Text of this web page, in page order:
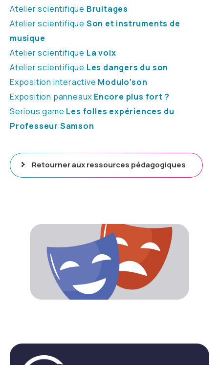
Atelier scientifique Bruitages
Atelier scientifique Son et instruments de
musique
Atelier scientifique La voix
Atelier scientifique Les dangers du son
Exposition interactive Modulo’son
Exposition panneaux Encore plus fort ?
Serious game Les folles expériences du
Professeur Samson
Retourner aux ressources pédagogiques